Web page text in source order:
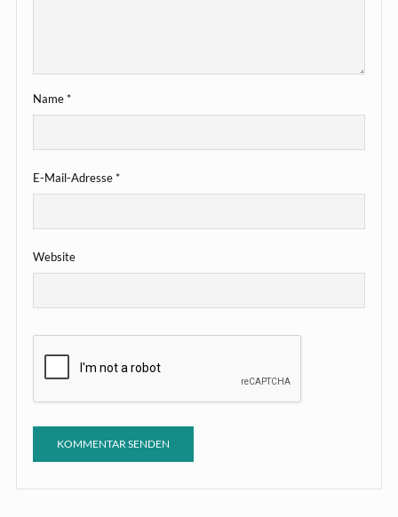
Name*
E-Mail-Adresse*
Website